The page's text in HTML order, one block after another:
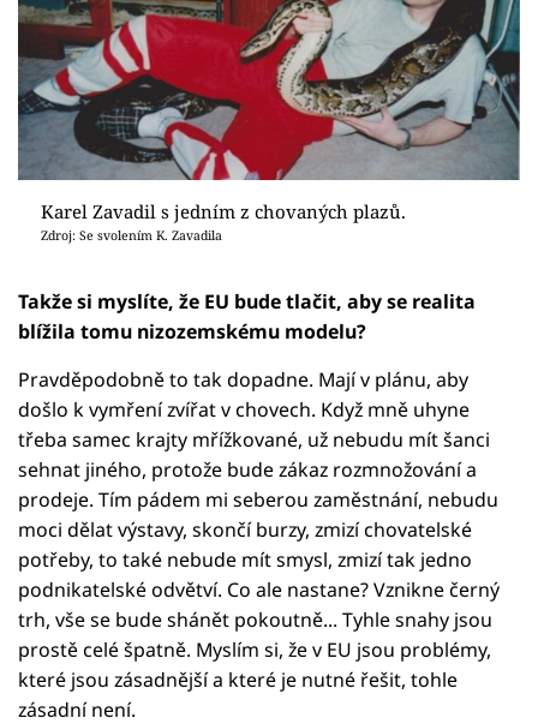
Karel Zavadil s jedním z chovaných plazů.
Zdroj: Se svolením K. Zavadila
Takže si myslíte, že EU bude tlačit, aby se realita
blížila tomu nizozemskému modelu?
Pravděpodobně to tak dopadne. Mají v plánu, aby
došlo k vymření zvířat v chovech. Když mně uhyne
třeba samec krajty mřížkované, už nebudu mít šanci
sehnat jiného, protože bude zákaz rozmnožování a
prodeje. Tím pádem mi seberou zaměstnání, nebudu
moci dělat výstavy, skončí burzy, zmizí chovatelské
potřeby, to také nebude mít smysl, zmizí tak jedno
podnikatelské odvětví. Co ale nastane? Vznikne černý
trh, vše se bude shánět pokoutně... Tyhle snahy jsou
prostě celé špatně. Myslím si, že v EU jsou problémy,
které jsou zásadnější a které je nutné řešit, tohle
zásadní není.